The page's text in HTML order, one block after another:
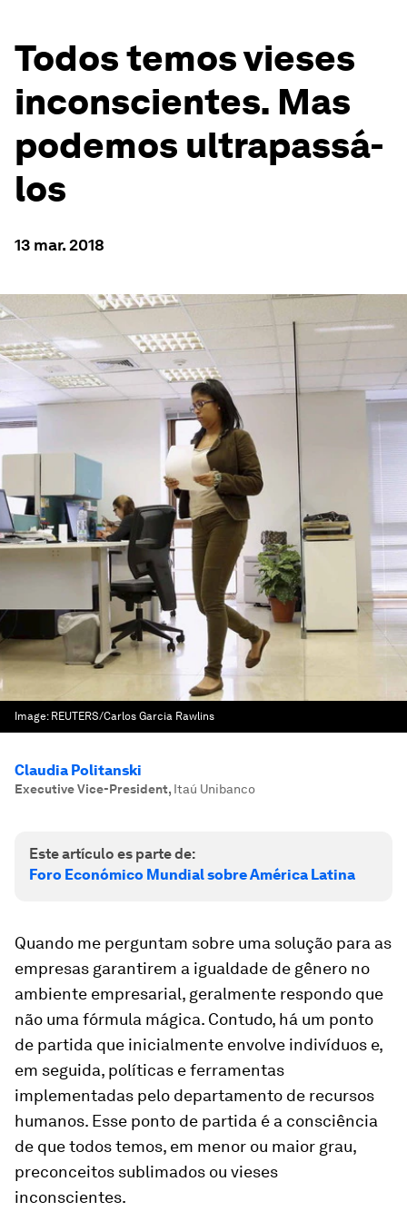
Todos temos vieses
inconscientes. Mas
podemos ultrapassá-
los
13 mar. 2018
Image: REUTERS/Carlos Garcia Rawlins
Claudia Politanski
Executive Vice-President, Itaú Unibanco
Este artículo es parte de:
Foro Económico Mundial sobre América Latina
Quando me perguntam sobre uma solução para as
empresas garantirem a igualdade de gênero no
ambiente empresarial, geralmente respondo que
não uma fórmula mágica. Contudo, há um ponto
de partida que inicialmente envolve indivíduos e,
em seguida, políticas e ferramentas
implementadas pelo departamento de recursos
humanos. Esse ponto de partida é a consciência
de que todos temos, em menor ou maior grau,
preconceitos sublimados ou vieses
inconscientes.